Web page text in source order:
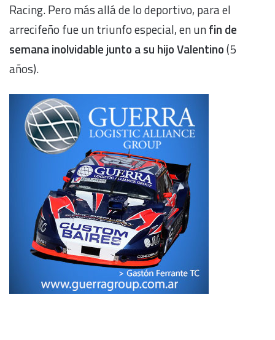
Racing. Pero más allá de lo deportivo, para el
arrecifeño fue un triunfo especial, en unfin de
semana inolvidable junto a su hijo Valentino(5
años).